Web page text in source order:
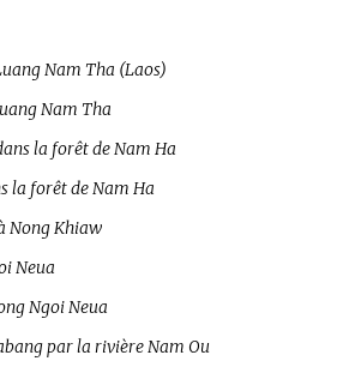
Nam Tha (Laos)
Nam Tha
la forêt de Nam Ha
la forêt de Nam Ha
Nong Khiaw
Neua
Ngoi Neua
par la rivière Nam Ou